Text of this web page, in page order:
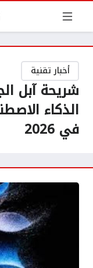
أخبار تقنية
شريحة آبل
الذكاء
في 2026